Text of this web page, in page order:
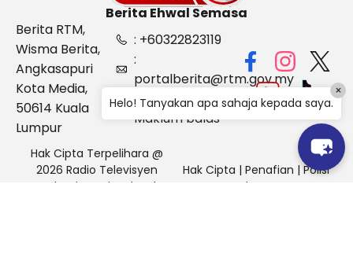
Berita Ehwal Semasa
Berita RTM,
Wisma Berita,
Angkasapuri
Kota Media,
50614 Kuala
Lumpur
: +60322823119
:
portalberita@rtm.gov.my
: Aduan &
Maklum balas
Hak Cipta Terpelihara @
2026 Radio Televisyen
Malaysia, Berita Ehwal
Hak Cipta | Penafian | Polisi
Keselamatan
Helo! Tanyakan apa sahaja kepada saya.
×